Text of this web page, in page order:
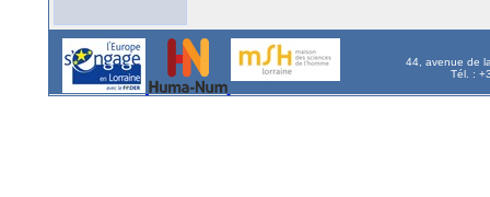
44, avenue de
Tél. :